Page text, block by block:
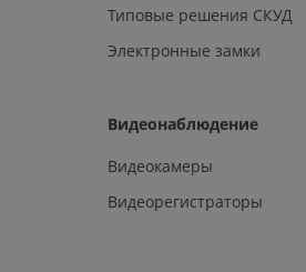
Типовые решения СКУД
Электронные замки
Видеонаблюдение
Видеокамеры
Видеорегистраторы